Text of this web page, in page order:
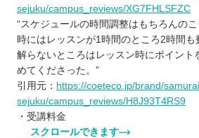
sejuku/campus_reviews/XG7FHLSFZC
“スケジュールの時間調整はもちろんの
時にはレッスンが1時間のところ2時間も
解らないところはレッスン時にポイント
めてくださった。”
引用元： https://coeteco.jp/brand/
sejuku/campus_reviews/H8J93T4RS9
・受講料金
スクロールできます